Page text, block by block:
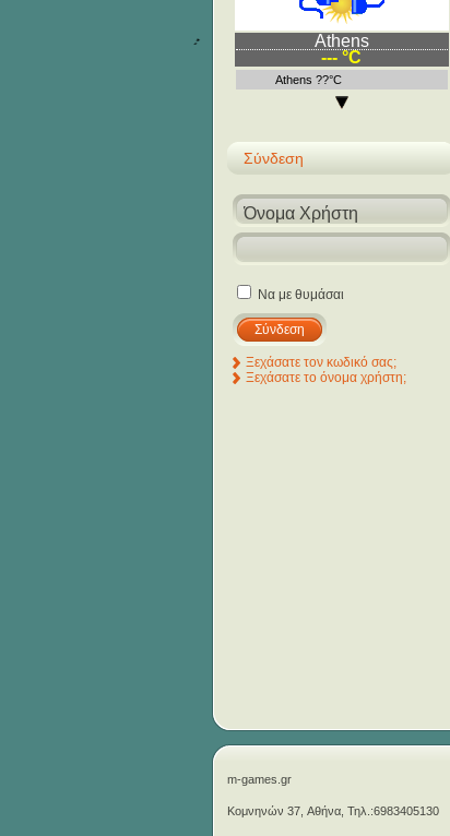
Athens
--- °C
Athens ??°C
Σύνδεση
Να με θυμάσαι
Ξεχάσατε τον κωδικό σας;
Ξεχάσατε το όνομα χρήστη;
m-games.gr
Κομνηνών 37, Αθήνα, Τηλ.:6983405130